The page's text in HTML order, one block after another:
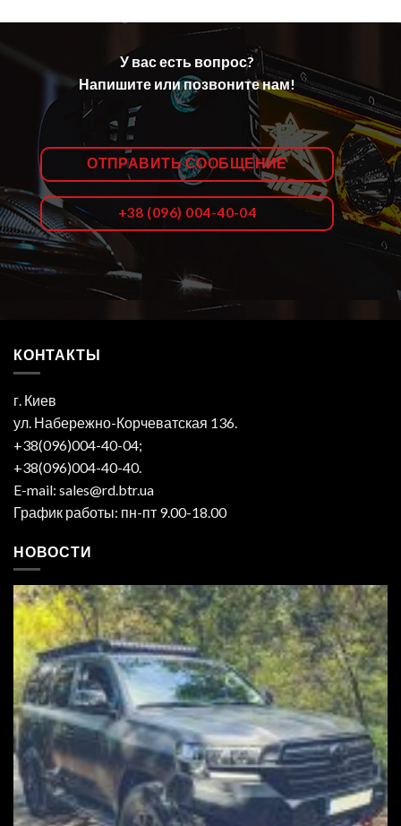
У вас есть вопрос?
Напишите или позвоните нам!
ОТПРАВИТЬ СООБЩЕНИЕ
+38 (096) 004-40-04
КОНТАКТЫ
г. Киев
ул. Набережно-Корчеватская 136.
+38(096)004-40-04;
+38(096)004-40-40.
E-mail: sales@rd.btr.ua
График работы: пн-пт 9.00-18.00
НОВОСТИ